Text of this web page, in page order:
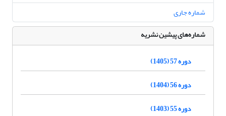
شماره جاری
شماره‌های پیشین نشریه
دوره 57 (1405)
دوره 56 (1404)
دوره 55 (1403)